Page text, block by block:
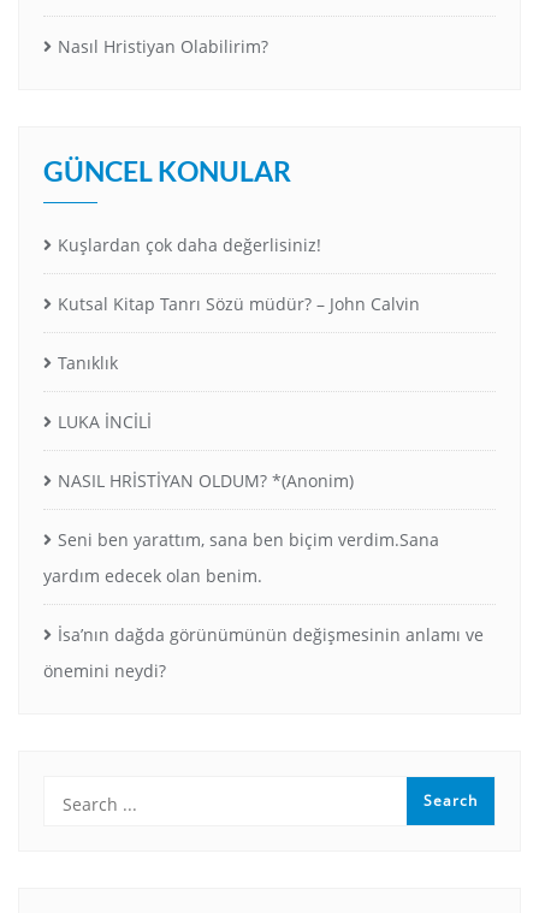
Nasıl Hristiyan Olabilirim?
GÜNCEL KONULAR
Kuşlardan çok daha değerlisiniz!
Kutsal Kitap Tanrı Sözü müdür? – John Calvin
Tanıklık
LUKA İNCİLİ
NASIL HRİSTİYAN OLDUM? *(Anonim)
Seni ben yarattım, sana ben biçim verdim.Sana
yardım edecek olan benim.
İsa’nın dağda görünümünün değişmesinin anlamı ve
önemini neydi?